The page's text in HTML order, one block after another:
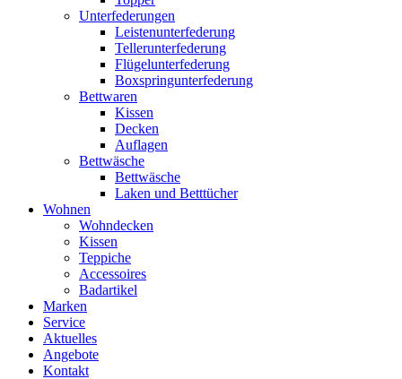
Unterfederungen
Leistenunterfederung
Tellerunterfederung
Flügelunterfederung
Boxspringunterfederung
Bettwaren
Kissen
Decken
Auflagen
Bettwäsche
Bettwäsche
Laken und Betttücher
Wohnen
Wohndecken
Kissen
Teppiche
Accessoires
Badartikel
Marken
Service
Aktuelles
Angebote
Kontakt